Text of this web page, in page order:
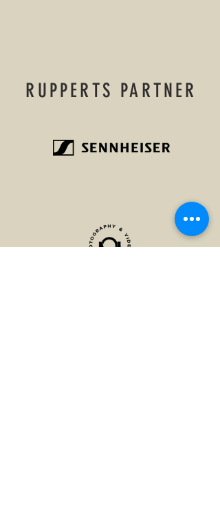
RUPPERTS PARTNER